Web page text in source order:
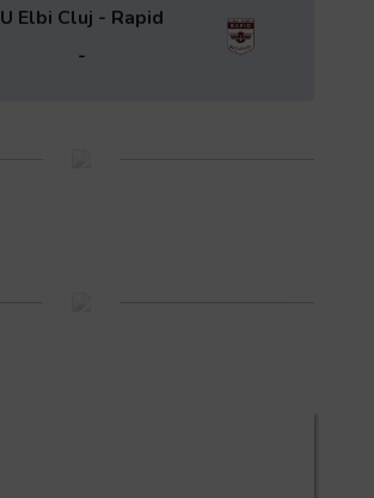
U Elbi Cluj - Rapid
-